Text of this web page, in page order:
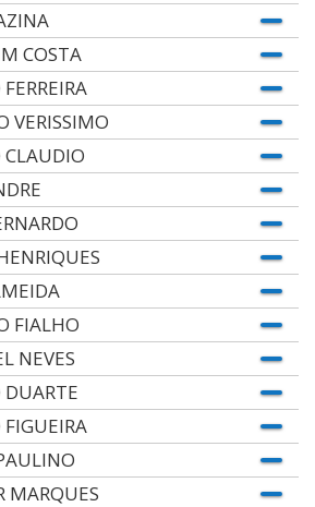
COSTA
VERISSIMO
FIALHO
NEVES
MARQUES